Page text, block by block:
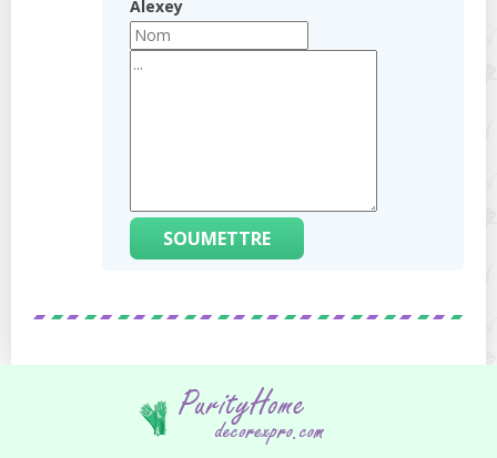
Alexey
SOUMETTRE